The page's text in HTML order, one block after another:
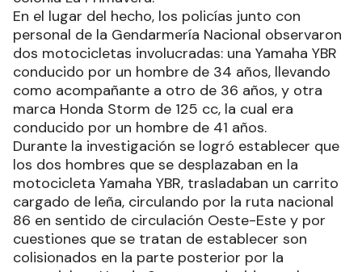
En el lugar del hecho, los policías junto con
personal de la Gendarmería Nacional observaron
dos motocicletas involucradas: una Yamaha YBR
conducido por un hombre de 34 años, llevando
como acompañante a otro de 36 años, y otra
marca Honda Storm de 125 cc, la cual era
conducido por un hombre de 41 años.
Durante la investigación se logró establecer que
los dos hombres que se desplazaban en la
motocicleta Yamaha YBR, trasladaban un carrito
cargado de leña, circulando por la ruta nacional
86 en sentido de circulación Oeste-Este y por
cuestiones que se tratan de establecer son
colisionados en la parte posterior por la